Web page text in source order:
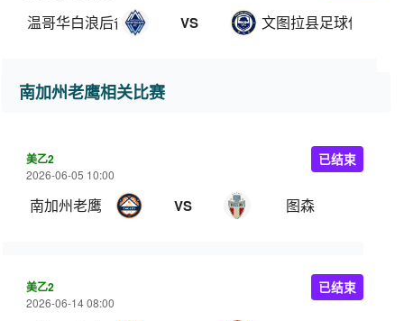
温哥华白浪后备队 VS 文图拉县足球俱乐部
南加州老鹰相关比赛
美乙2
2026-06-05 10:00
南加州老鹰 VS 图森
已结束
美乙2
2026-06-14 08:00
已结束